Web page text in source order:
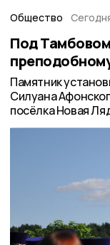
Общество
Под
Памятник
Силуана
посёлка Новая